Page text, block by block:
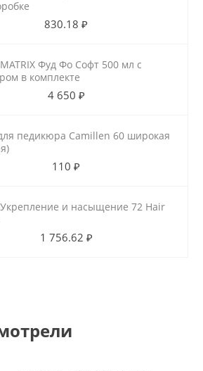
830.18 ₽
Фуд Фо Софт 500 мл с
в комплекте
4 650 ₽
педикюра Camillen 60 широкая
110 ₽
и насыщение 72 Hair
1 756.62 ₽